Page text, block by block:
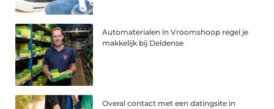
Automaterialen in Vroomshoop regel je
makkelijk bij Deldense
Overal contact met een datingsite in